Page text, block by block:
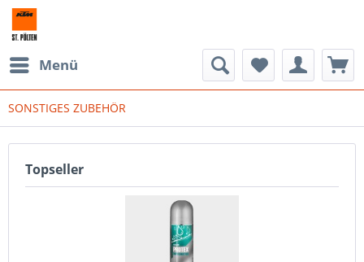
Menü
SONSTIGES ZUBEHÖR
Topseller